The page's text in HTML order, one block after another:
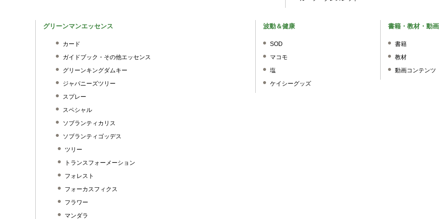
グリーンマンエッセンス
カード
ガイドブック・その他エッセンス
グリーンキングダムキー
ジャパニーズツリー
スプレー
スペシャル
ソブランティカリス
ソブランティゴッデス
ツリー
トランスフォーメーション
フォレスト
フォーカスフィクス
フラワー
マンダラ
波動＆健康
SOD
マコモ
塩
ケイシーグッズ
書籍・教材・動
書籍
教材
動画コンテンツ